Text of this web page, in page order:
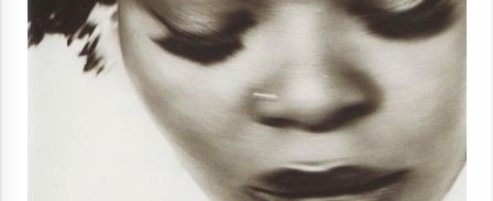
inguruko tailerraren audioa
2021/11/25
Mahai-ingurua: irratia, podcastak